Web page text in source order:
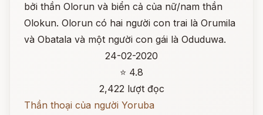
bởi thần Olorun và biển cả của nữ/nam thần
Olokun. Olorun có hai người con trai là Orumila
và Obatala và một người con gái là Oduduwa.
24-02-2020
⭐ 4.8
2,422 lượt đọc
Thần thoại của người Yoruba